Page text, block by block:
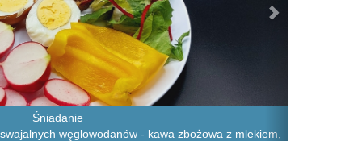
Śniadanie
węglowodanów - kawa zbożowa z mlekiem,